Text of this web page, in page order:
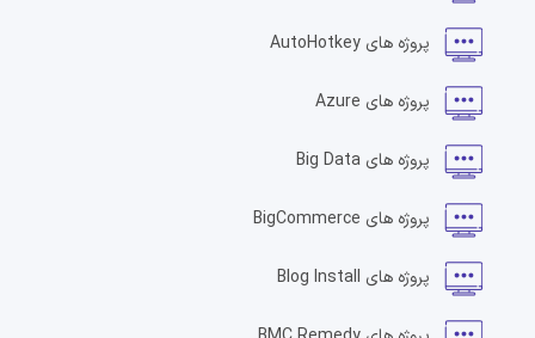
پروژه های AutoHotkey
پروژه های Azure
پروژه های Big Data
پروژه های BigCommerce
پروژه های Blog Install